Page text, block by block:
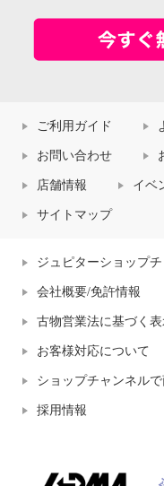
ご利用ガイド
お問い合わせ
店舗情報 イベ
サイトマップ
ジュピターショップ
会社概要/免許情報
古物営業法に基づく
お客様対応について
ショップチャンネル
採用情報